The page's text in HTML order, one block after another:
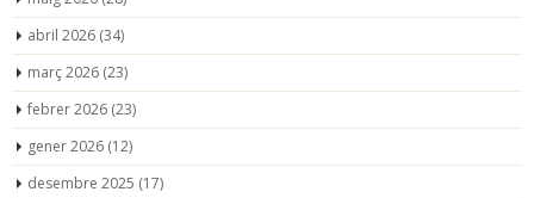
abril 2026 (34)
març 2026 (23)
febrer 2026 (23)
gener 2026 (12)
desembre 2025 (17)